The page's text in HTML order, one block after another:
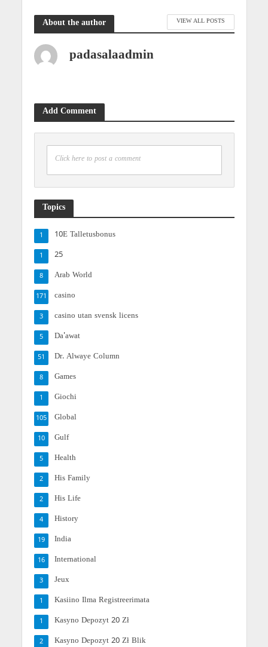
About the author VIEW ALL POSTS
padasalaadmin
Add Comment
Click here to post a comment
Topics
10E Talletusbonus
1
25
1
Arab World
8
casino
171
casino utan svensk licens
3
Da'awat
5
Dr. Alwaye Column
51
Games
8
Giochi
1
Global
105
Gulf
10
Health
5
His Family
2
His Life
2
History
4
India
19
International
16
Jeux
3
Kasiino Ilma Registreerimata
1
Kasyno Depozyt 20 Zł
1
Kasyno Depozyt 20 Zł Blik
2